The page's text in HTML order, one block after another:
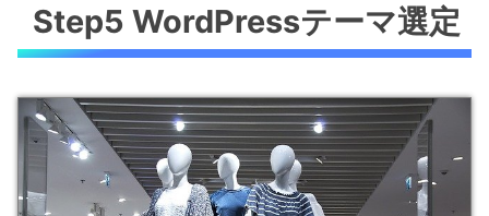
Step5 WordPressテーマ選定